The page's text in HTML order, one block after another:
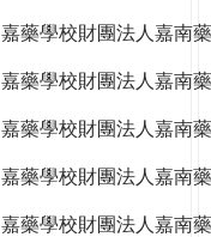
嘉藥學校財團法人嘉南
嘉藥學校財團法人嘉南
嘉藥學校財團法人嘉南
嘉藥學校財團法人嘉南
嘉藥學校財團法人嘉南